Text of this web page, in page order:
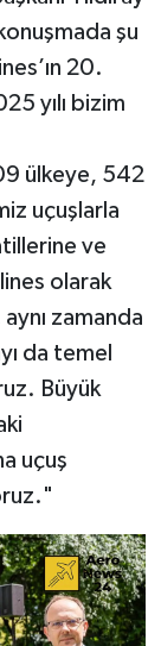
şu
20.
yılı bizim
ülkeye, 542
uçuşlarla
ve
olarak
aynı zamanda
da temel
Büyük
uçuş